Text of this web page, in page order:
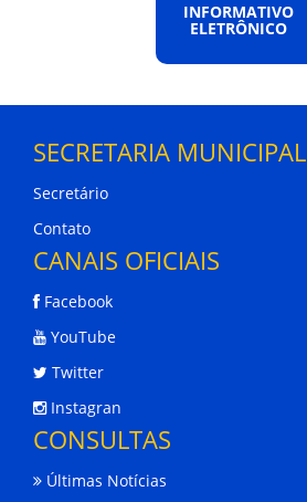
INFORMATIVO
ELETRÔNICO
SECRETARIA MUNICIPAL
Secretário
Contato
CANAIS OFICIAIS
Facebook
YouTube
Twitter
Instagran
CONSULTAS
Últimas Notícias